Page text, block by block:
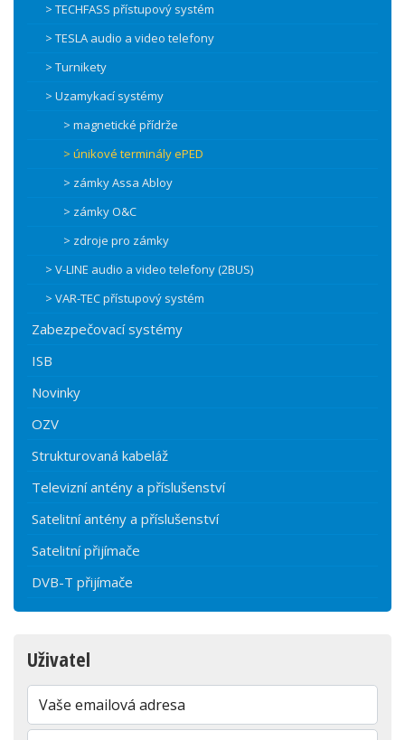
> TECHFASS přístupový systém
> TESLA audio a video telefony
> Turnikety
> Uzamykací systémy
> magnetické přídrže
> únikové terminály ePED
> zámky Assa Abloy
> zámky O&C
> zdroje pro zámky
> V-LINE audio a video telefony (2BUS)
> VAR-TEC přístupový systém
Zabezpečovací systémy
ISB
Novinky
OZV
Strukturovaná kabeláž
Televizní antény a příslušenství
Satelitní antény a příslušenství
Satelitní přijímače
DVB-T přijímače
Uživatel